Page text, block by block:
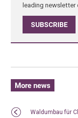
leading newsletter
SUBSCRIBE
More news
Waldumbau für